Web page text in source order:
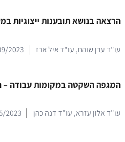
הרצאה בנושא תובענות ייצוגיות
עו"ד ערן שוהם, עו"ד איל ארז 2023
המגפה השקטה במקומות עבודה –
עו"ד אלון עזרא, עו"ד דנה כהן 2023